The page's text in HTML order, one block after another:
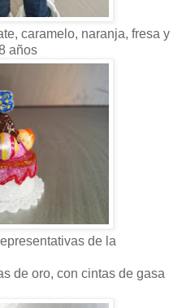
caramelo, naranja, fresa y
años
de la
de oro, con cintas de gasa